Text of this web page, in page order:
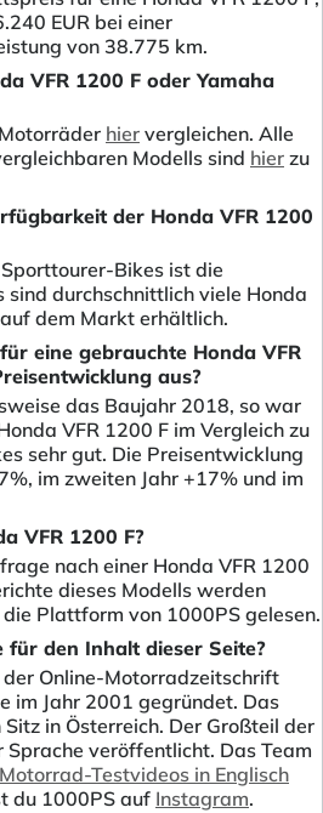
EUR bei einer
von 38.775 km.
VFR 1200 F oder Yamaha
hier vergleichen. Alle
Modells sind hier zu
der Honda VFR 1200
Bikes ist die
sind durchschnittlich viele Honda
dem Markt erhältlich.
eine gebrauchte Honda VFR
aus?
das Baujahr 2018, so war
VFR 1200 F im Vergleich zu
sehr gut. Die Preisentwicklung
im zweiten Jahr +17% und im
VFR 1200 F?
nach einer Honda VFR 1200
dieses Modells werden
Plattform von 1000PS gelesen.
für den Inhalt dieser Seite?
Online-Motorradzeitschrift
im Jahr 2001 gegründet. Das
in Österreich. Der Großteil der
veröffentlicht. Das Team
Motorrad-Testvideos in Englisch
du 1000PS auf Instagram.